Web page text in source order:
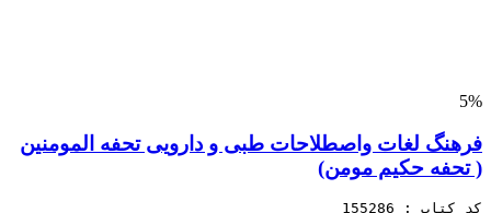
5%
فرهنگ لغات واصطلاحات طبی و دارویی تحفه المومنین
( تحفه حکیم مومن)
کد کتاب : 155286